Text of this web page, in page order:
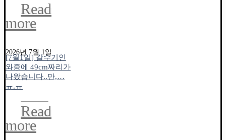
Read
more
2026년 7월 1일
[7월1일] 갈수기인
와중에 49cm짜리가
나왔습니다..만,…
ㅠ.ㅠ
Read
more